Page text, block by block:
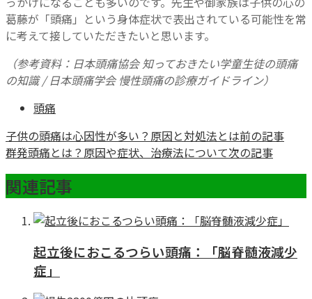
葛藤が「頭痛」という身体症状で表出されている可能性を常
に考えて接していただきたいと思います。
（参考資料：日本頭痛協会 知っておきたい学童生徒の頭痛
の知識 / 日本頭痛学会 慢性頭痛の診療ガイドライン）
頭痛
子供の頭痛は心因性が多い？原因と対処法とは前の記事
群発頭痛とは？原因や症状、治療法について次の記事
関連記事
起立後におこるつらい頭痛：「脳脊髄液減少
症」